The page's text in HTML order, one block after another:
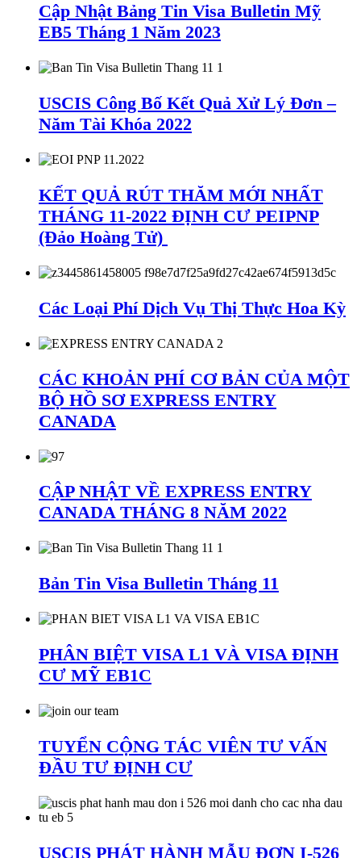
Cập Nhật Bảng Tin Visa Bulletin Mỹ
EB5 Tháng 1 Năm 2023
USCIS Công Bố Kết Quả Xử Lý Đơn –
Năm Tài Khóa 2022
KẾT QUẢ RÚT THĂM MỚI NHẤT
THÁNG 11-2022 ĐỊNH CƯ PEIPNP
(Đảo Hoàng Tử)
Các Loại Phí Dịch Vụ Thị Thực Hoa Kỳ
CÁC KHOẢN PHÍ CƠ BẢN CỦA MỘT
BỘ HỒ SƠ EXPRESS ENTRY
CANADA
CẬP NHẬT VỀ EXPRESS ENTRY
CANADA THÁNG 8 NĂM 2022
Bản Tin Visa Bulletin Tháng 11
PHÂN BIỆT VISA L1 VÀ VISA ĐỊNH
CƯ MỸ EB1C
TUYỂN CỘNG TÁC VIÊN TƯ VẤN
ĐẦU TƯ ĐỊNH CƯ
USCIS PHÁT HÀNH MẪU ĐƠN I-526